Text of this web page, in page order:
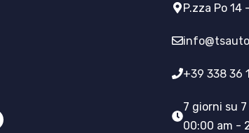
P.zza Po 14
+39 338 36
7 giorni su 7
00:00 am -